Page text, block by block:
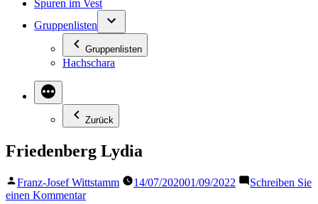
Spuren im Vest
Gruppenlisten
Gruppenlisten
Hachschara
Zurück
Friedenberg Lydia
Veröffentlicht
von
Franz-Josef Wittstamm 14/07/202001/09/2022
Schreiben Sie
einen Kommentarzu